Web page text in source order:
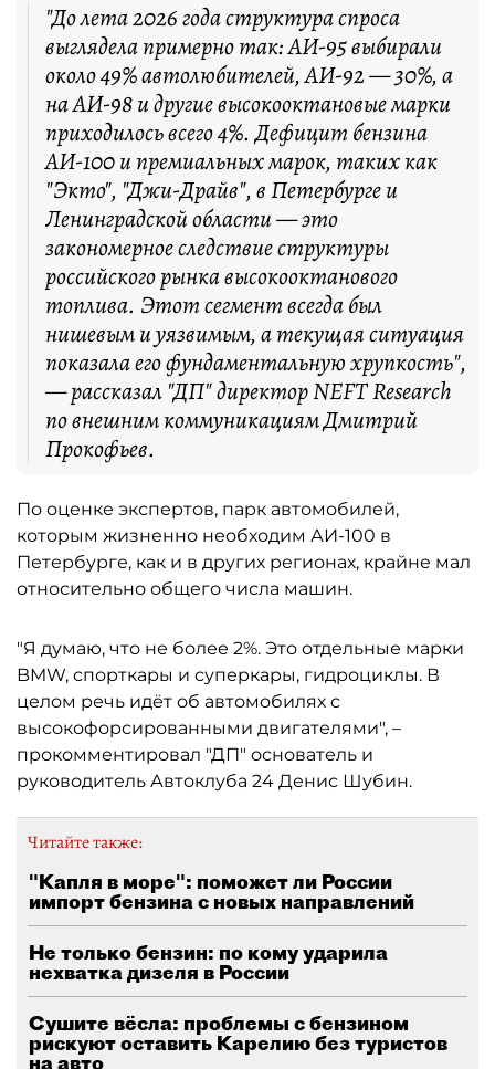
"До лета 2026 года структура спроса
выглядела примерно так: АИ-95 выбирали
около 49% автолюбителей, АИ-92 — 30%, а
на АИ-98 и другие высокооктановые марки
приходилось всего 4%. Дефицит бензина
АИ-100 и премиальных марок, таких как
"Экто", "Джи-Драйв", в Петербурге и
Ленинградской области — это
закономерное следствие структуры
российского рынка высокооктанового
топлива. Этот сегмент всегда был
нишевым и уязвимым, а текущая ситуация
показала его фундаментальную хрупкость",
— рассказал "ДП" директор NEFT Research
по внешним коммуникациям Дмитрий
Прокофьев.
По оценке экспертов, парк автомобилей,
которым жизненно необходим АИ-100 в
Петербурге, как и в других регионах, крайне мал
относительно общего числа машин.
"Я думаю, что не более 2%. Это отдельные марки
BMW, спорткары и суперкары, гидроциклы. В
целом речь идёт об автомобилях с
высокофорсированными двигателями", –
прокомментировал "ДП" основатель и
руководитель Автоклуба 24 Денис Шубин.
Читайте также:
"Капля в море": поможет ли России
импорт бензина с новых направлений
Не только бензин: по кому ударила
нехватка дизеля в России
Сушите вёсла: проблемы с бензином
рискуют оставить Карелию без туристов
на авто